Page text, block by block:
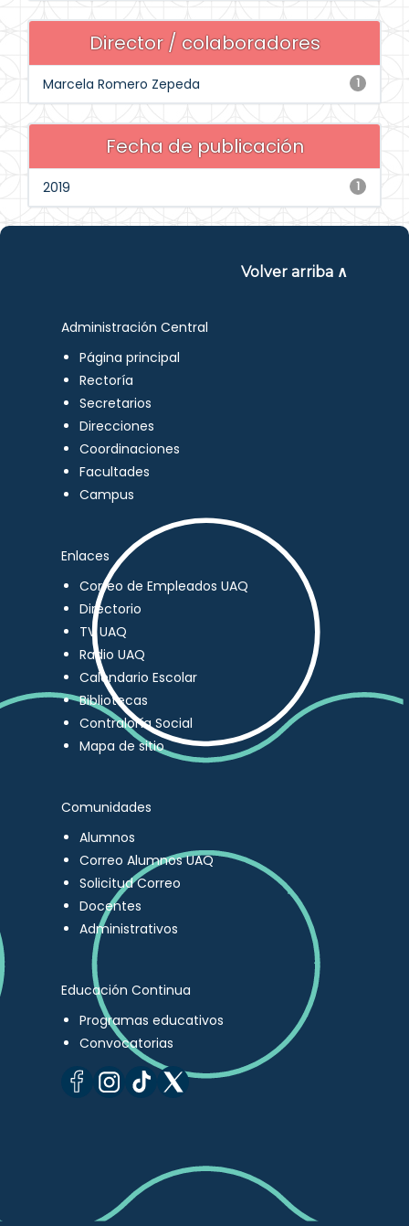
Director / colaboradores
1
Marcela Romero Zepeda
Fecha de publicación
1
2019
Volver arriba ∧
Administración Central
Página principal
Rectoría
Secretarios
Direcciones
Coordinaciones
Facultades
Campus
Enlaces
Correo de Empleados UAQ
Directorio
TV UAQ
Radio UAQ
Calendario Escolar
Bibliotecas
Contraloría Social
Mapa de sitio
Comunidades
Alumnos
Correo Alumnos UAQ
Solicitud Correo
Docentes
Administrativos
Educación Continua
Programas educativos
Convocatorias